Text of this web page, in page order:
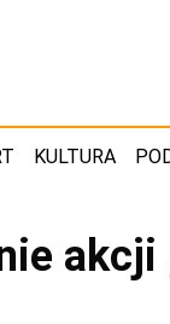
KULTURA
akcji